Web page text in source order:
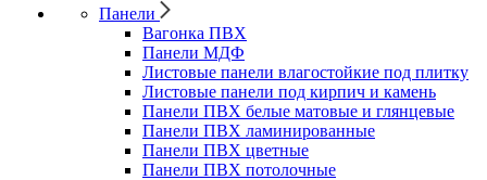
Панели
Вагонка ПВХ
Панели МДФ
Листовые панели влагостойкие под плитку
Листовые панели под кирпич и камень
Панели ПВХ белые матовые и глянцевые
Панели ПВХ ламинированные
Панели ПВХ цветные
Панели ПВХ потолочные